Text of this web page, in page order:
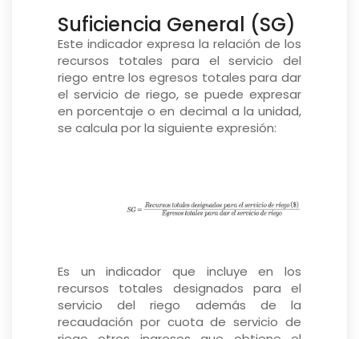
Suficiencia General (SG)
Este indicador expresa la relación de los
recursos totales para el servicio del
riego entre los egresos totales para dar
el servicio de riego, se puede expresar
en porcentaje o en decimal a la unidad,
se calcula por la siguiente expresión:
Es un indicador que incluye en los
recursos totales designados para el
servicio del riego además de la
recaudación por cuota de servicio de